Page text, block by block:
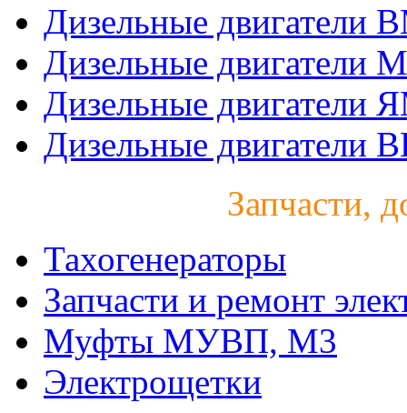
Дизельные двигатели
Дизельные двигатели
Дизельные двигатели
Дизельные двигатели
Запчасти,
Тахогенераторы
Запчасти и ремонт
Муфты МУВП, М3
Электрощетки